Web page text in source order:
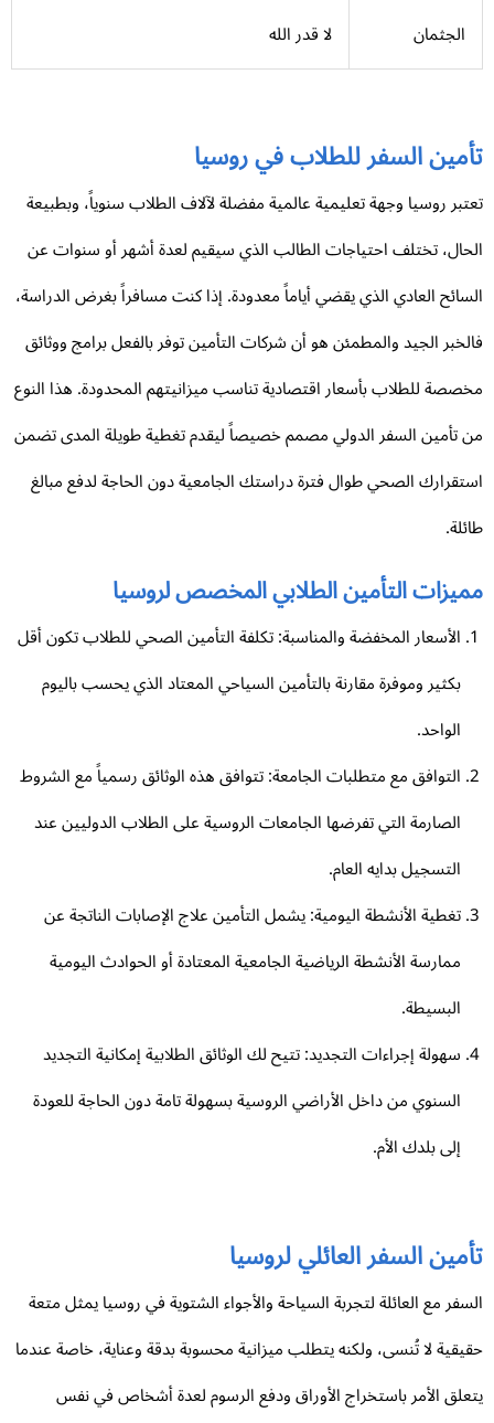
الجثمان
لا قدر الله
السفر للطلاب في روسيا
روسيا وجهة تعليمية عالمية مفضلة لآلاف الطلاب سنوياً، وبطبيعة
تختلف احتياجات الطالب الذي سيقيم لعدة أشهر أو سنوات عن
العادي الذي يقضي أياماً معدودة. إذا كنت مسافراً بغرض الدراسة،
الجيد والمطمئن هو أن شركات التأمين توفر بالفعل برامج ووثائق
للطلاب بأسعار اقتصادية تناسب ميزانيتهم المحدودة. هذا النوع
تأمين السفر الدولي مصمم خصيصاً ليقدم تغطية طويلة المدى تضمن
الصحي طوال فترة دراستك الجامعية دون الحاجة لدفع مبالغ
التأمين الطلابي المخصص لروسيا
الأسعار المخفضة والمناسبة: تكلفة التأمين الصحي للطلاب تكون أقل
بكثير وموفرة مقارنة بالتأمين السياحي المعتاد الذي يحسب باليوم
الواحد.
التوافق مع متطلبات الجامعة: تتوافق هذه الوثائق رسمياً مع الشروط
الصارمة التي تفرضها الجامعات الروسية على الطلاب الدوليين عند
التسجيل بدايه العام.
تغطية الأنشطة اليومية: يشمل التأمين علاج الإصابات الناتجة عن
ممارسة الأنشطة الرياضية الجامعية المعتادة أو الحوادث اليومية
البسيطة.
سهولة إجراءات التجديد: تتيح لك الوثائق الطلابية إمكانية التجديد
السنوي من داخل الأراضي الروسية بسهولة تامة دون الحاجة للعودة
إلى بلدك الأم.
السفر العائلي لروسيا
مع العائلة لتجربة السياحة والأجواء الشتوية في روسيا يمثل متعة
لا تُنسى، ولكنه يتطلب ميزانية محسوبة بدقة وعناية، خاصة عندما
الأمر باستخراج الأوراق ودفع الرسوم لعدة أشخاص في نفس